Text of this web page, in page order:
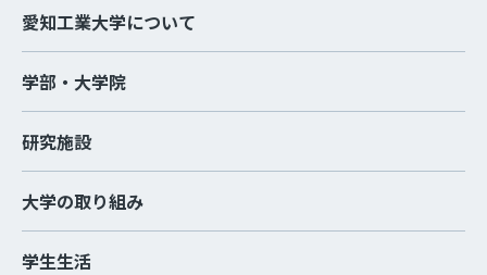
愛知工業大学について
学部・大学院
研究施設
大学の取り組み
学生生活